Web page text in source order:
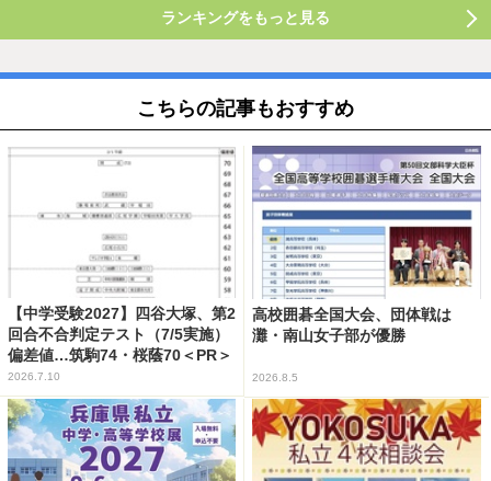
ランキングをもっと見る
こちらの記事もおすすめ
【中学受験2027】四谷大塚、第2
回合不合判定テスト（7/5実施）
偏差値…筑駒74・桜蔭70＜PR＞
2026.7.10
高校囲碁全国大会、団体戦は
灘・南山女子部が優勝
2026.8.5